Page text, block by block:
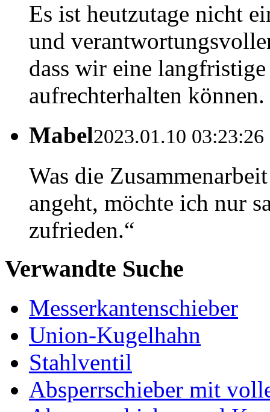
Es ist heutzutage nicht
und
dass wir eine
aufrechterhalten können.
Mabel2023.01.10 03:23:26
Was die
angeht, möchte ich nur
zufrieden.“
Verwandte Suche
Messerkantenschieber
Union-Kugelhahn
Stahlventil
Absperrschieber mit